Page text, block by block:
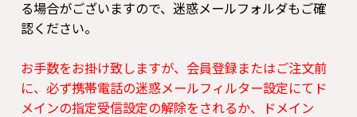
る場合がございますので、迷惑メールフォルダもご確
認ください。
お手数をお掛け致しますが、会員登録またはご注文前
に、必ず携帯電話の迷惑メールフィルター設定にてド
メインの指定受信設定の解除をされるか、ドメイン